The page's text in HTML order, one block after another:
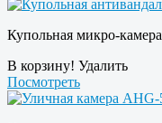
Купольная микро-
В корзину! Удалить
Посмотреть